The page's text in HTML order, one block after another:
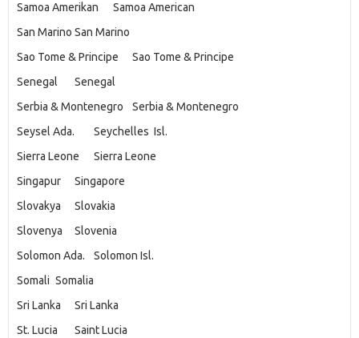
Samoa Amerikan
Samoa American
San Marino San Marino
Sao Tome & Principe
Sao Tome & Principe
Senegal
Senegal
Serbia & Montenegro
Serbia & Montenegro
Seysel Ada.
Seychelles Isl.
Sierra Leone
Sierra Leone
Singapur
Singapore
Slovakya
Slovakia
Slovenya
Slovenia
Solomon Ada.
Solomon Isl.
Somali Somalia
Sri Lanka
Sri Lanka
St. Lucia
Saint Lucia